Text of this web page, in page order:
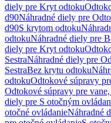
diely pre Kryt odtoku
d90Náhradné diely pre
d90S krytom odtoku
odtokuNáhradné diely pre
diely pre Kryt odtoku
SestraNáhradné diely pre
SestraBez krytu odtoku
odtokuOdtokové súpravy
Odtokové súpravy pre
diely pre S otočným
otočné ovládanieNáhradné